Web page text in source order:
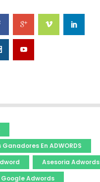
En ADWORDS
Asesoria Adwords
Adwords